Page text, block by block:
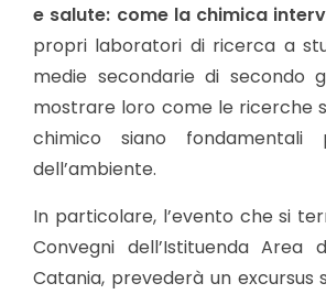
e salute: come la chimica
propri laboratori di ricerca a
medie secondarie di secondo
mostrare loro come le ricerche
chimico siano
dell’ambiente.
In particolare, l’evento che si
Convegni dell’Istituenda Area
Catania, prevederà un excursus